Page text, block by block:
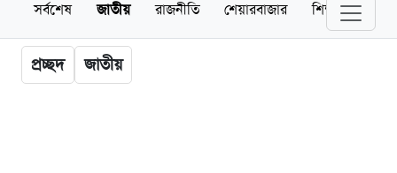
সর্বশেষ জাতীয় রাজনীতি শেয়ারবাজার শিক্ষা
প্রচ্ছদ জাতীয়